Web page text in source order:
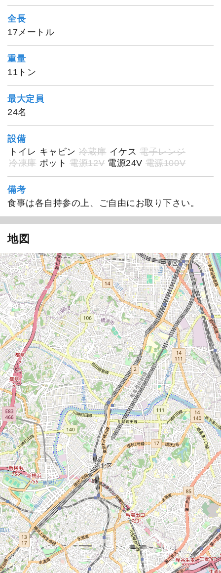
全長
17メートル
重量
11トン
最大定員
24名
設備
トイレ キャビン 冷蔵庫 イケス 電子レンジ
冷凍庫 ポット 電源12V 電源24V 電源100V
備考
食事は各自持参の上、ご自由にお取り下さい。
地図